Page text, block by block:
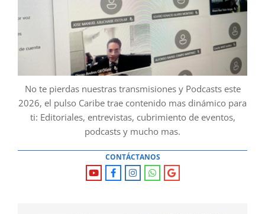
No te pierdas nuestras transmisiones y Podcasts este
2026, el pulso Caribe trae contenido mas dinámico para
ti: Editoriales, entrevistas, cubrimiento de eventos,
podcasts y mucho mas.
CONTÁCTANOS